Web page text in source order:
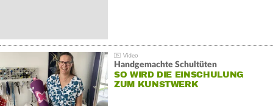
Handgemachte Schultüten
SO WIRD DIE EINSCHULUNG
ZUM KUNSTWERK